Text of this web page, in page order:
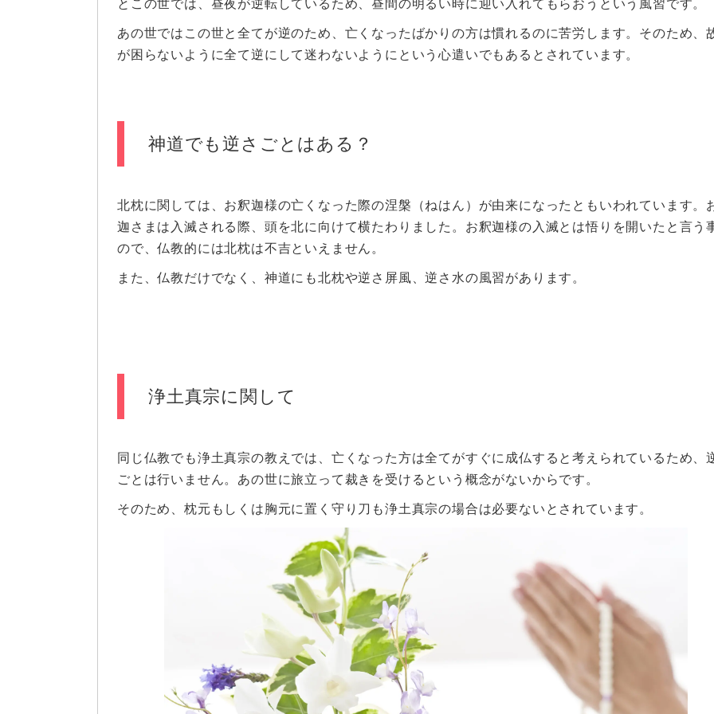
とこの世では、昼夜が逆転しているため、昼間の明るい時に迎い入れてもらおうという風習です。
あの世ではこの世と全てが逆のため、亡くなったばかりの方は慣れるのに苦労します。そのため、
が困らないように全て逆にして迷わないようにという心遣いでもあるとされています。
神道でも逆さごとはある？
北枕に関しては、お釈迦様の亡くなった際の涅槃（ねはん）が由来になったともいわれています。
迦さまは入滅される際、頭を北に向けて横たわりました。お釈迦様の入滅とは悟りを開いたと言う
ので、仏教的には北枕は不吉といえません。
また、仏教だけでなく、神道にも北枕や逆さ屏風、逆さ水の風習があります。
浄土真宗に関して
同じ仏教でも浄土真宗の教えでは、亡くなった方は全てがすぐに成仏すると考えられているため、
ごとは行いません。あの世に旅立って裁きを受けるという概念がないからです。
そのため、枕元もしくは胸元に置く守り刀も浄土真宗の場合は必要ないとされています。